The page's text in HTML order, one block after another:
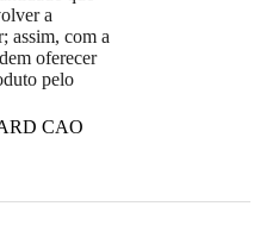
a
assim, com a
oferecer
pelo
CAO